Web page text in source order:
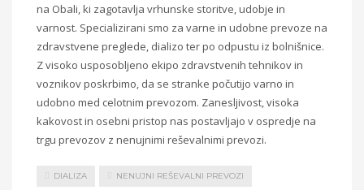
na Obali, ki zagotavlja vrhunske storitve, udobje in
varnost. Specializirani smo za varne in udobne prevoze na
zdravstvene preglede, dializo ter po odpustu iz bolnišnice.
Z visoko usposobljeno ekipo zdravstvenih tehnikov in
voznikov poskrbimo, da se stranke počutijo varno in
udobno med celotnim prevozom. Zanesljivost, visoka
kakovost in osebni pristop nas postavljajo v ospredje na
trgu prevozov z nenujnimi reševalnimi prevozi.
DIALIZA NENUJNI REŠEVALNI PREVOZI